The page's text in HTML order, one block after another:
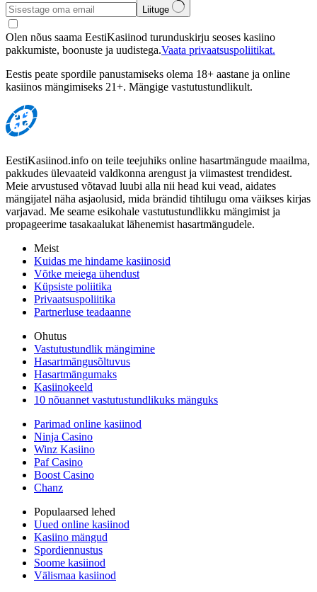
Liituge
Olen nõus saama EestiKasiinod turunduskirju seoses kasiino
pakkumiste, boonuste ja uudistega.Vaata privaatsuspoliitikat.
Eestis peate spordile panustamiseks olema 18+ aastane ja online
kasiinos mängimiseks 21+. Mängige vastutustundlikult.
EestiKasiinod.info on teile teejuhiks online hasartmängude maailma,
pakkudes ülevaateid valdkonna arengust ja viimastest trendidest.
Meie arvustused võtavad luubi alla nii head kui vead, aidates
mängijatel näha asjaolusid, mida brändid tihtilugu oma väikses kirjas
varjavad. Me seame esikohale vastutustundlikku mängimist ja
propageerime tasakaalukat lähenemist hasartmängudele.
Meist
Kuidas me hindame kasiinosid
Võtke meiega ühendust
Küpsiste poliitika
Privaatsuspoliitika
Partnerluse teadaanne
Ohutus
Vastutustundlik mängimine
Hasartmängusõltuvus
Hasartmängumaks
Kasiinokeeld
10 nõuannet vastutustundlikuks mänguks
Parimad online kasiinod
Ninja Casino
Winz Kasiino
Paf Casino
Boost Casino
Chanz
Populaarsed lehed
Uued online kasiinod
Kasiino mängud
Spordiennustus
Soome kasiinod
Välismaa kasiinod